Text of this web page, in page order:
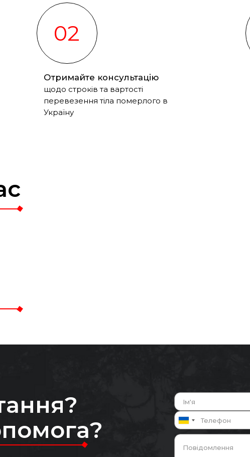
02
Отримайте консультацію
щодо строків та вартості
перевезення тіла померлого в
Україну